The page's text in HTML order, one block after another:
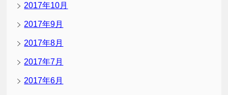
2017年10月
2017年9月
2017年8月
2017年7月
2017年6月